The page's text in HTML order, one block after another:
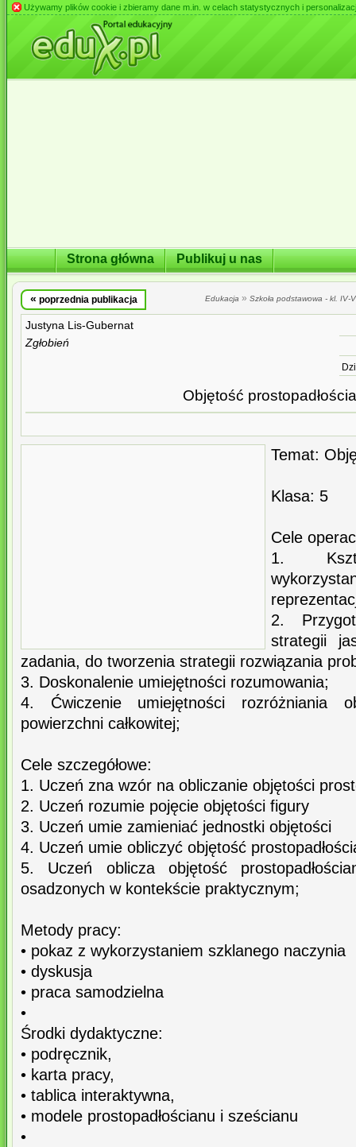
Używamy plików cookie i zbieramy dane m.in. w celach statystycznych i
Strona główna Publikuj u nas
« poprzednia publikacja Edukacja » Szkoła podstawowa - kl. IV-
Justyna Lis-Gubernat
Zgłobień
Objętość
Temat:
Klasa: 5
Cele
1.
2.
strategii
zadania, do tworzenia strategii rozwiązania
3. Doskonalenie umiejętności rozumowania;
4. Ćwiczenie umiejętności rozróżniania
powierzchni całkowitej;
Cele szczegółowe:
1. Uczeń zna wzór na obliczanie objętości
2. Uczeń rozumie pojęcie objętości figury
3. Uczeń umie zamieniać jednostki objętości
4. Uczeń umie obliczyć objętość
5. Uczeń oblicza objętość
osadzonych w kontekście praktycznym;
Metody pracy:
• pokaz z wykorzystaniem szklanego naczynia
• dyskusja
• praca samodzielna
•
Środki dydaktyczne:
• podręcznik,
• karta pracy,
• tablica interaktywna,
• modele prostopadłościanu i sześcianu
•